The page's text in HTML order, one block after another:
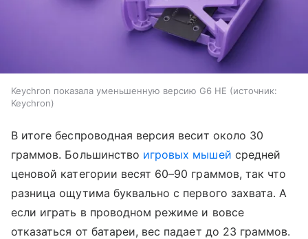
Keychron показала уменьшенную версию G6 HE
источник:
Keychron
В итоге беспроводная версия весит около 30
граммов. Большинство игровых мышей средней
ценовой категории весят 60–90 граммов, так что
разница ощутима буквально с первого захвата. А
если играть в проводном режиме и вовсе
отказаться от батареи, вес падает до 23 граммов.